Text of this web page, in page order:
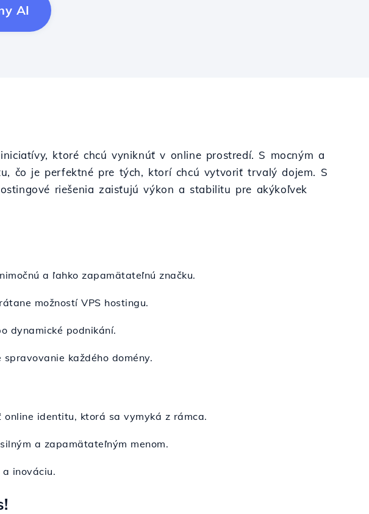
AI
ktoré chcú vyniknúť v online prostredí. S mocným a
čo je perfektné pre tých, ktorí chcú vytvoriť trvalý dojem. S
riešenia zaisťujú výkon a stabilitu pre akýkoľvek
a ľahko zapamätateľnú značku.
možností VPS hostingu.
dynamické podnikání.
každého domény.
identitu, ktorá sa vymyká z rámca.
a zapamätateľným menom.
inováciu.